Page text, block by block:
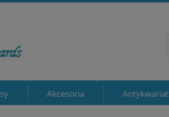
Akcesoria Antykwariat